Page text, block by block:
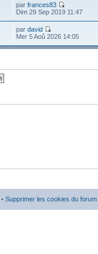
parfrances83
Dim 29 Sep 2019 11:47
pardavid
Mer 5 Aoû 2026 14:05
• Supprimer les cookies du forum